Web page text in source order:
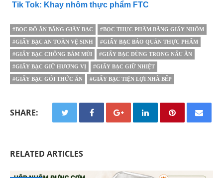
Tik Tok: Khay nhôm thực phẩm FTC
#BỌC ĐỒ ĂN BẰNG GIẤY BẠC #BỌC THỰC PHẨM BẰNG GIẤY NHÔM
#GIẤY BẠC AN TOÀN VỆ SINH #GIẤY BẠC BẢO QUẢN THỰC PHẨM
#GIẤY BẠC CHỐNG BÁM MÙI #GIẤY BẠC DÙNG TRONG NẤU ĂN
#GIẤY BẠC GIỮ HƯƠNG VỊ #GIẤY BẠC GIỮ NHIỆT
#GIẤY BẠC GÓI THỨC ĂN #GIẤY BẠC TIỆN LỢI NHÀ BẾP
SHARE:
RELATED ARTICLES